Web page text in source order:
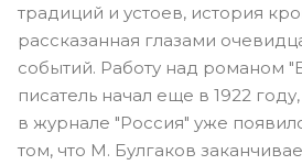
традиций и устоев, история
рассказанная глазами
событий. Работу над романом
писатель начал еще в 1922
в журнале "Россия" уже
том, что М. Булгаков